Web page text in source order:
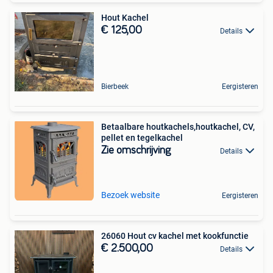
Hout Kachel
€ 125,00 Details
Bierbeek Eergisteren
Betaalbare houtkachels,houtkachel, CV,
pellet en tegelkachel
Zie omschrijving Details
Bezoek website Eergisteren
26060 Hout cv kachel met kookfunctie
€ 2.500,00 Details